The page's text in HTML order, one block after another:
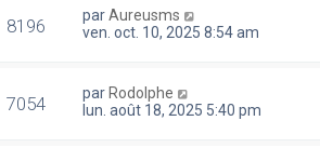
8196 parAureusms
ven. oct. 10, 2025 8:54 am
7054 par Rodolphe
lun. août 18, 2025 5:40 pm